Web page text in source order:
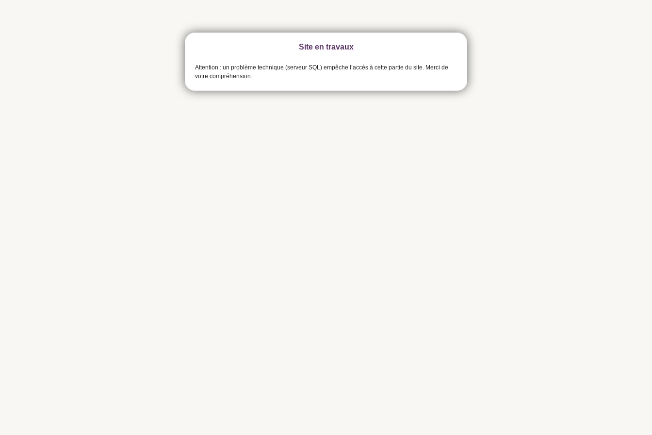
Site en travaux
Attention : un problème technique (serveur SQL) empêche l’accès à cette partie du site. Merci de
votre compréhension.